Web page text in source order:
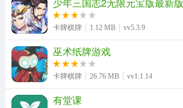
卡牌棋牌 1.12 MB vv5.3.9
巫术纸牌游戏
卡牌棋牌 26.76 MB vv1.1.14
有堂课